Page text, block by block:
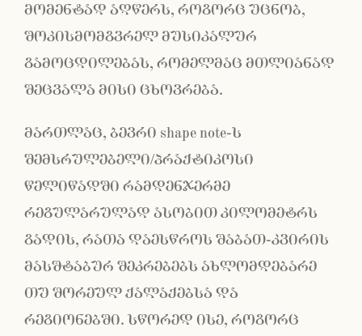
მომენტად აღწერს, როგორც უცნობ,
შოკისმომგვრელ მუსიკალურ
გამოცდილებას, რომელმაც მთლიანად
შეცვალა მისი ცხოვრება.
მართლაც, ბევრი shape note-ს
შემსრულებელი/პრაქტიკოსი
წელიწადში რამდენჯერმე
რეგულარულად ასობით კილომეტრს
გადის, რათა დაესწროს შაბათ-კვირის
მასშტაბურ შეკრებებს ახლომდებარე
თუ შორეულ ქალაქებსა და
რეგიონებში. სწორედ ისე, როგორც